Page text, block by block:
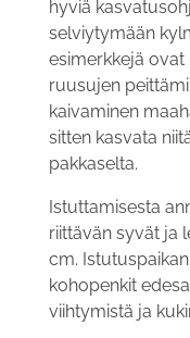
hyviä
selviytymään
esimerkkejä ovat
ruusujen
kaivaminen
sitten kasvata
pakkaselta.
Istuttamisesta
riittävän syvät ja
cm.
kohopenkit
viihtymistä ja